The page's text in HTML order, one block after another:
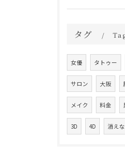
タグ
女優 タトゥー
サロン 大阪
メイク 料金
3D 4D 消え